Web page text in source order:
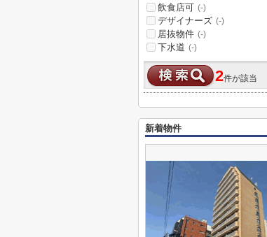
飲食店可 (-)
デザイナーズ (-)
居抜物件 (-)
下水道 (-)
2件が該当
新着物件